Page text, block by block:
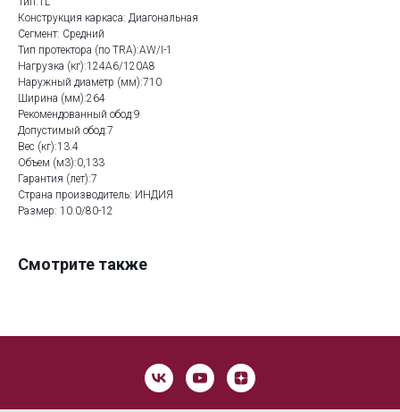
Конструкция каркаса: Диагональная
Сегмент: Средний
Тип протектора (по TRA):AW/I-1
Нагрузка (кг):124A6/120A8
Наружный диаметр (мм):710
Ширина (мм):264
Рекомендованный обод:9
Допустимый обод:7
Вес (кг):13.4
Объем (м3):0,133
Гарантия (лет):7
Страна производитель: ИНДИЯ
Размер: 10.0/80-12
Смотрите также